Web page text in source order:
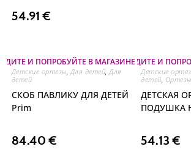
54.91€
И ПОПРОБУЙТЕ В МАГАЗИНЕ НА ОЗЕРЕ
Детские ортезы, Для детей,Для
детей
СКОБ ПАВЛИКУ ДЛЯ ДЕТЕЙ
Prim
84.40€
⛐ ПРИХОДИТЕ И
Детские
детей,
ДЕТСКАЯ
ПОДУШКА
54.13€